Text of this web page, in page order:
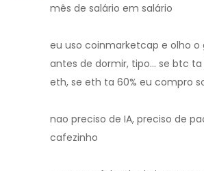
mês de salário em salário
eu uso coinmarketcap e olho
antes de dormir, tipo... se btc
eth, se eth ta 60% eu compro
nao preciso de IA, preciso de
cafezinho